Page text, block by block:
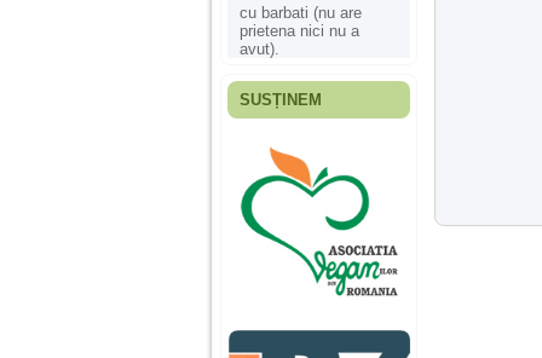
cu barbati (nu are
prietena nici nu a
avut).
Fiica mea s-a nascut
ani, privind in urma
realizez cat de multe
greseli am facut in
educatia si cresterea
ei, am fost o mama
egoista, preocupata
de implinirea
profesionala, cand ea
era mica am neglijat-
agresiva, orice
greseala era taxata cu
SUSȚINEM